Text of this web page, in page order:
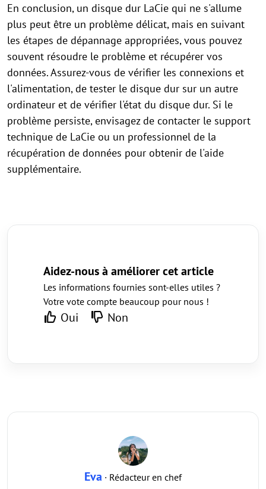
En conclusion, un disque dur LaCie qui ne s'allume
plus peut être un problème délicat, mais en suivant
les étapes de dépannage appropriées, vous pouvez
souvent résoudre le problème et récupérer vos
données. Assurez-vous de vérifier les connexions et
l'alimentation, de tester le disque dur sur un autre
ordinateur et de vérifier l'état du disque dur. Si le
problème persiste, envisagez de contacter le support
technique de LaCie ou un professionnel de la
récupération de données pour obtenir de l'aide
supplémentaire.
Aidez-nous à améliorer cet article
Les informations fournies sont-elles utiles ?
Votre vote compte beaucoup pour nous !
Oui Non
Eva · Rédacteur en chef